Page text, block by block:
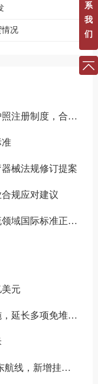
情况
规门槛进一步提升！
准
械法规修订提案
规应对建议
际标准正式发布
元
长多项免堆期。
增挂靠中国港口
系
我
们